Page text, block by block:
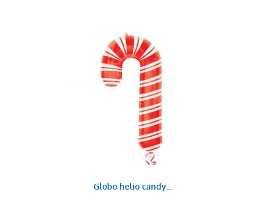
Globo helio candy...